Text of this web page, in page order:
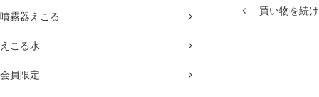
噴霧器えこる
えこる水
会員限定
買い物を続